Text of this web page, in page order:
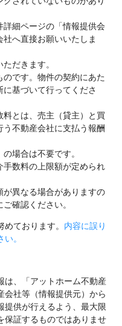
細ページの「情報提供会
へ直接お願いいたしま
だきます。
です。物件の契約にあた
基づいて行ってくださ
とは、売主（貸主）と買
不動産会社に支払う報酬
場合は不要です。
数料の上限額が定められ
異なる場合がありますの
確認ください。
ております。 内容に誤り
。
は、「アットホーム不動産
会社等（情報提供元）から
提供が行えるよう、最大限
保証するものではありませ